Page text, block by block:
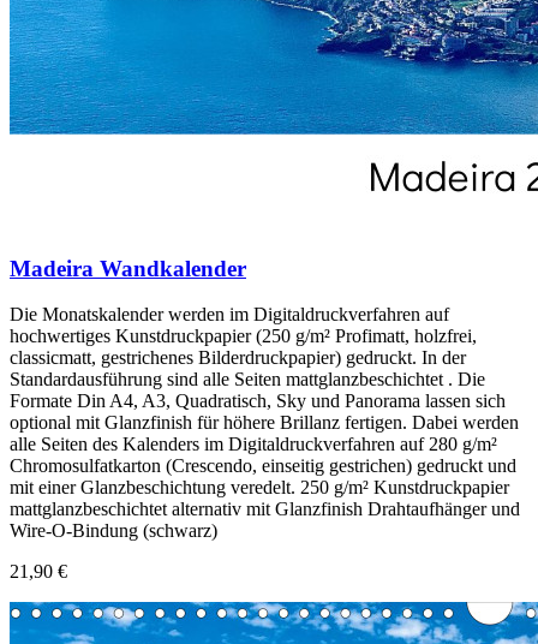
Madeira Wandkalender
Die Monatskalender werden im Digitaldruckverfahren auf
hochwertiges Kunstdruckpapier (250 g/m² Profimatt, holzfrei,
classicmatt, gestrichenes Bilderdruckpapier) gedruckt. In der
Standardausführung sind alle Seiten mattglanzbeschichtet . Die
Formate Din A4, A3, Quadratisch, Sky und Panorama lassen sich
optional mit Glanzfinish für höhere Brillanz fertigen. Dabei werden
alle Seiten des Kalenders im Digitaldruckverfahren auf 280 g/m²
Chromosulfatkarton (Crescendo, einseitig gestrichen) gedruckt und
mit einer Glanzbeschichtung veredelt. 250 g/m² Kunstdruckpapier
mattglanzbeschichtet alternativ mit Glanzfinish Drahtaufhänger und
Wire-O-Bindung (schwarz)
21,90 €